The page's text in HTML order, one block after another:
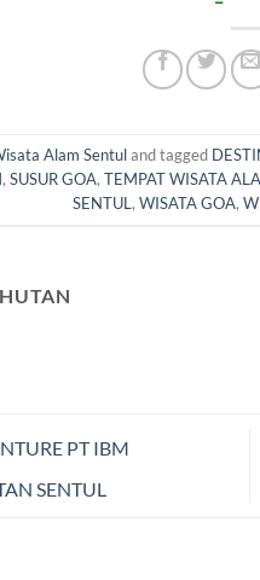
Alam Sentuland tagged
, SUSUR GOA, TEMPAT WISATA
SENTUL,WISATA GOA,
PT IBM
SENTUL